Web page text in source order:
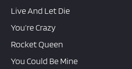
Live And Let Die
You’re Crazy
Rocket Queen
You Could Be Mine